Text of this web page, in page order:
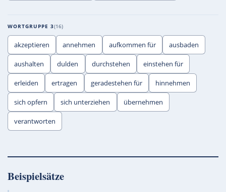
WORTGRUPPE 3 16
akzeptieren annehmen aufkommen für ausbaden
aushalten dulden durchstehen einstehen für
erleiden ertragen geradestehen für hinnehmen
sich opfern sich unterziehen übernehmen
verantworten
Beispielsätze